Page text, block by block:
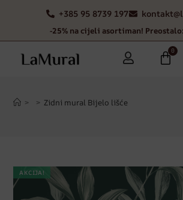
+385 95 8739 197
-25% na cijeli asortiman!
0
> > Zidni mural Bijelo lišće
AKCIJA!